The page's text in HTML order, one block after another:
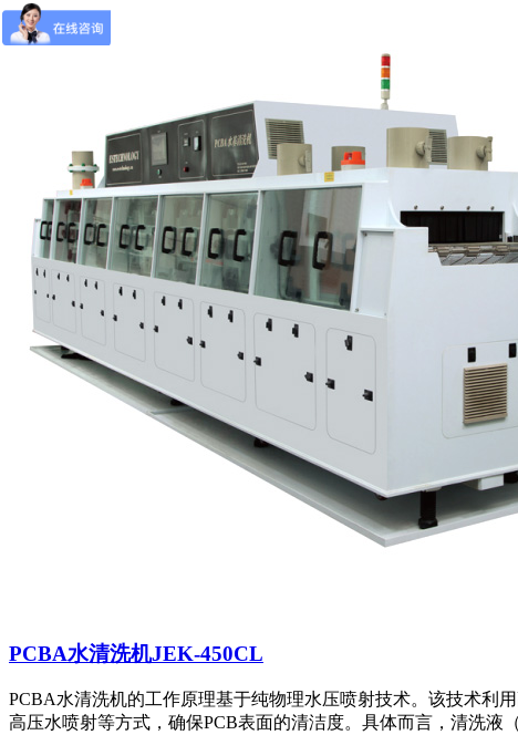
PCBA水清洗机JEK-450CL
PCBA水清洗机的工作原理基于纯物理水压喷射技术。该技术利
高压水喷射等方式，确保PCB表面的清洁度。具体而言，清洗